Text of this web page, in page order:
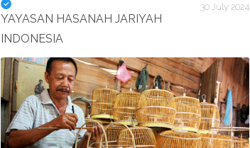
YAYASAN HASANAH JARIYAH
INDONESIA
30 July 2024